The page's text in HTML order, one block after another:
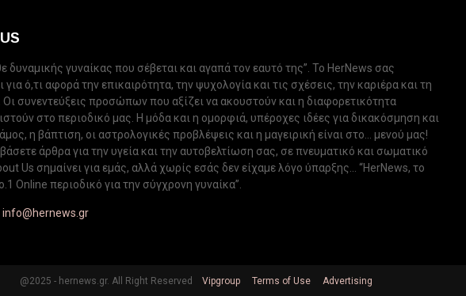
δυναμικής γυναίκας που σέβεται και αγαπά τον εαυτό της”. Το HerNews σας
για ό,τι αφορά την επικαιρότητα, την ψυχολογία και τις σχέσεις, την καριέρα και τη
Οι συνεντεύξεις προσώπων που αξίζει να ακουστούν και η διαφορετικότητα
στο περιοδικό μας. Η μόδα και η ομορφιά, υπέροχες ιδέες για δικακόσμηση και
η βάπτιση, οι αστρολογικές προβλέψεις και η μαγειρική είναι στο... μενού μας!
άρθρα για την υγεία και την αυτοβελτίωση σας, σε πνευματικό και σωματικό
Us σημαίνει για εμάς, αλλά χωρίς εσάς δεν είχαμε λόγο ύπαρξης... “HerNews, το
Online περιοδικό για την σύγχρονη γυναίκα”.
info@hernews.gr
@2025 - hernews.gr. All Right Reserved Vipgroup Terms of Use Advertising